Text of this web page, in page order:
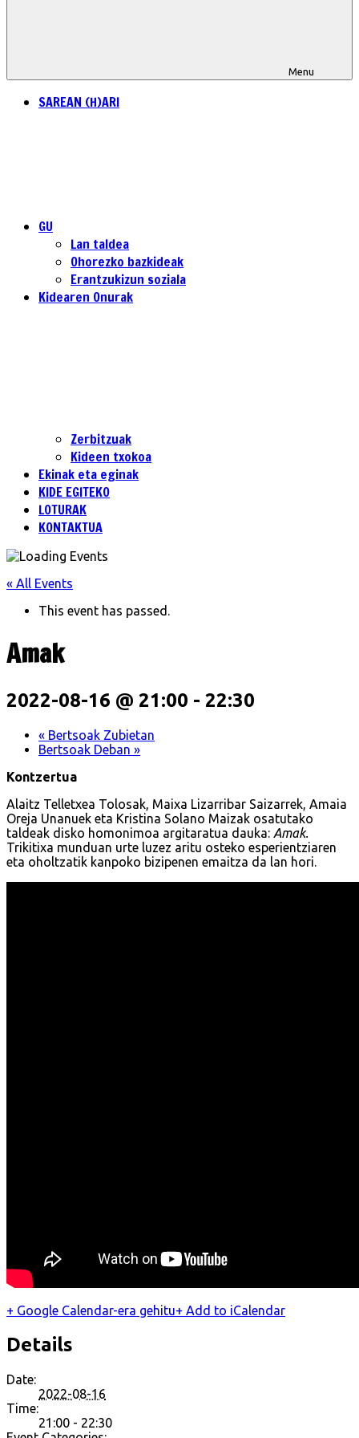
Menu
SAREAN (H)ARI
GU
Lan taldea
Ohorezko bazkideak
Erantzukizun soziala
Kidearen Onurak
Zerbitzuak
Kideen txokoa
Ekinak eta eginak
KIDE EGITEKO
LOTURAK
KONTAKTUA
« All Events
This event has passed.
Amak
2022-08-16 @ 21:00 - 22:30
« Bertsoak Zubietan
Bertsoak Deban »
Kontzertua
Alaitz Telletxea Tolosak, Maixa Lizarribar Saizarrek, Amaia
Oreja Unanuek eta Kristina Solano Maizak osatutako
taldeak disko homonimoa argitaratua dauka: Amak.
Trikitixa munduan urte luzez aritu osteko esperientziaren
eta oholtzatik kanpoko bizipenen emaitza da lan hori.
+ Google Calendar-era gehitu+ Add to iCalendar
Details
Date:
2022-08-16
Time:
21:00 - 22:30